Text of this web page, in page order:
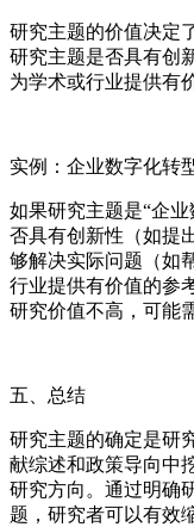
研究主题的价值决定
研究主题是否具有创
为学术或行业提供有
实例：企业数字化转
如果研究主题是“企
否具有创新性（如提
够解决实际问题（如
行业提供有价值的参
研究价值不高，可能
五、总结
研究主题的确定是研
献综述和政策导向中
研究方向。通过明确
题，研究者可以有效